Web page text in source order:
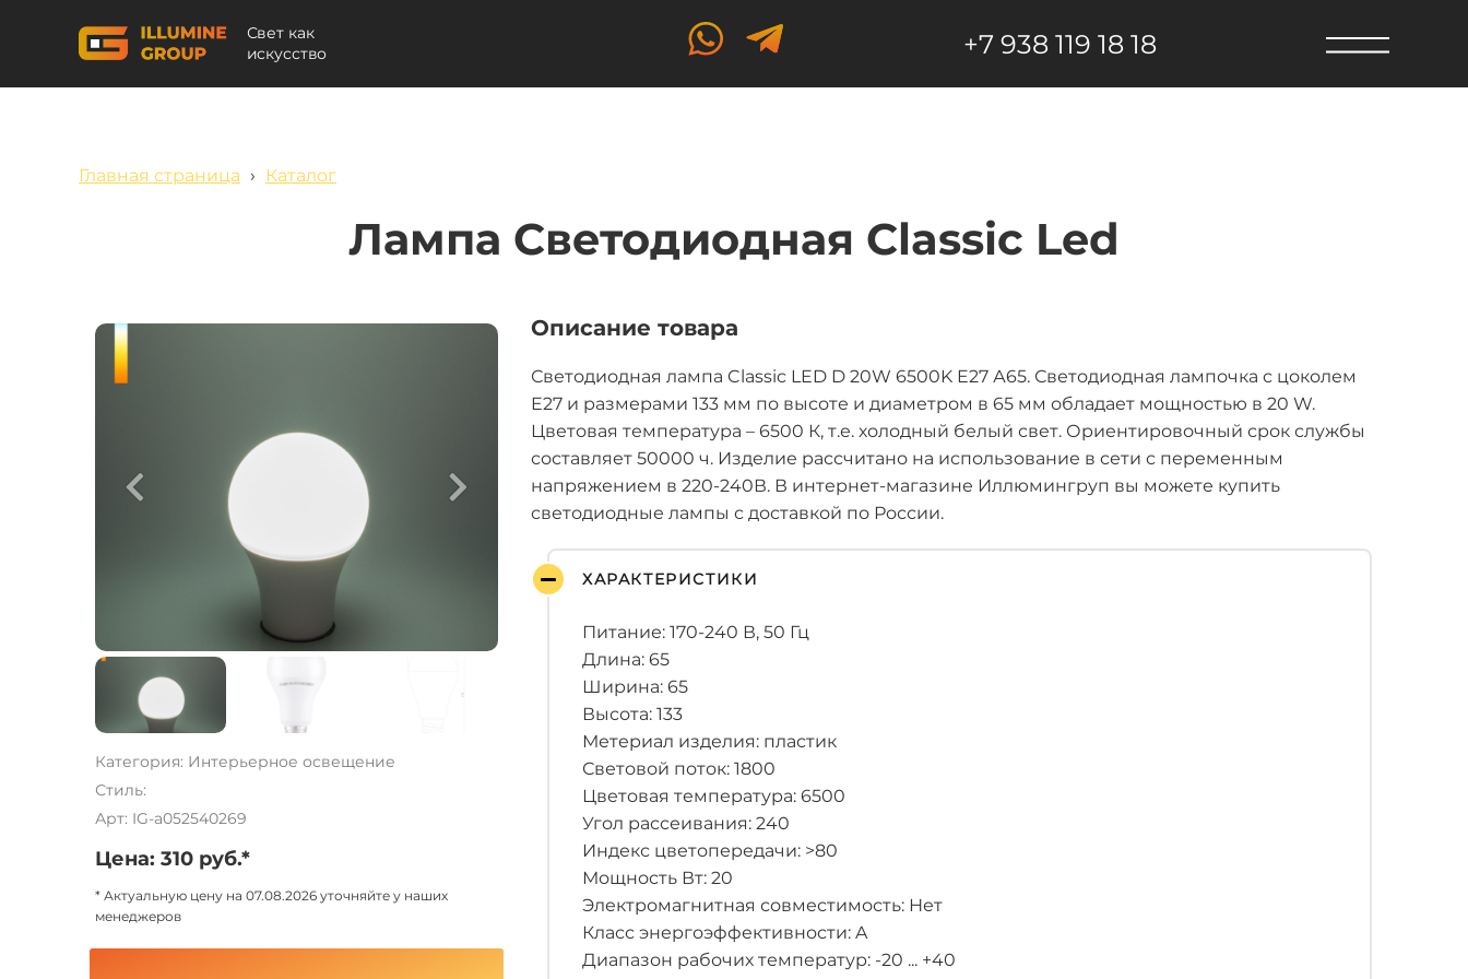
Свет как
искусство
+7 938 119 18 18
Главная страница › Каталог
Лампа Светодиодная Classic Led
Категория: Интерьерное освещение
Стиль:
Арт: IG-a052540269
Цена: 310 руб.*
* Актуальную цену на 07.08.2026 уточняйте у наших
менеджеров
Описание товара
Светодиодная лампа Classic LED D 20W 6500K E27 А65. Светодиодная лампочка с цоколем
E27 и размерами 133 мм по высоте и диаметром в 65 мм обладает мощностью в 20 W.
Цветовая температура – 6500 К, т.е. холодный белый свет. Ориентировочный срок службы
составляет 50000 ч. Изделие рассчитано на использование в сети с переменным
напряжением в 220-240В. В интернет-магазине Иллюмингруп вы можете купить
светодиодные лампы с доставкой по России.
ХАРАКТЕРИСТИКИ
Питание: 170-240 В, 50 Гц
Длина: 65
Ширина: 65
Высота: 133
Метериал изделия: пластик
Световой поток: 1800
Цветовая температура: 6500
Угол рассеивания: 240
Индекс цветопередачи: >80
Мощность Вт: 20
Электромагнитная совместимость: Нет
Класс энергоэффективности: A
Диапазон рабочих температур: -20 ... +40